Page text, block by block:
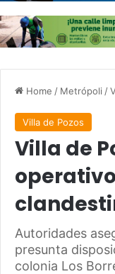
Home / Metrópoli /
Villa de Pozos
Villa de
Autoridades
presunta
colonia Los